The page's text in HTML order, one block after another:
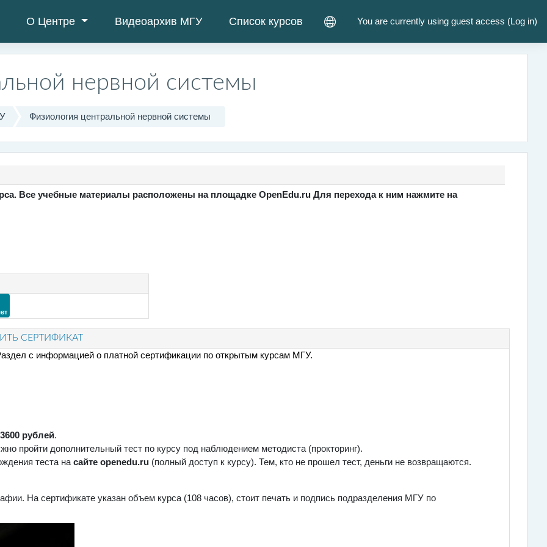
О Центре Видеоархив МГУ Список курсов You are currently using guest access (Log in)
нервной системы
Физиология центральной нервной системы
Все учебные материалы расположены на площадке OpenEdu.ru Для перехода к ним нажмите на
СЕРТИФИКАТ
с информацией о платной сертификации по открытым курсам МГУ.
3600 рублей.
пройти дополнительный тест по курсу под наблюдением методиста (прокторинг).
теста на сайте openedu.ru (полный доступ к курсу). Тем, кто не прошел тест, деньги не возвращаются.
На сертификате указан объем курса (108 часов), стоит печать и подпись подразделения МГУ по